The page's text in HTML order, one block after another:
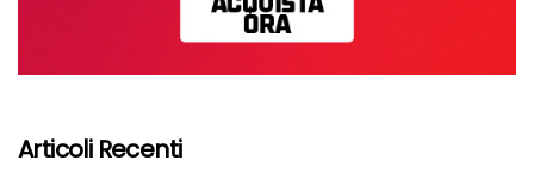
Articoli Recenti